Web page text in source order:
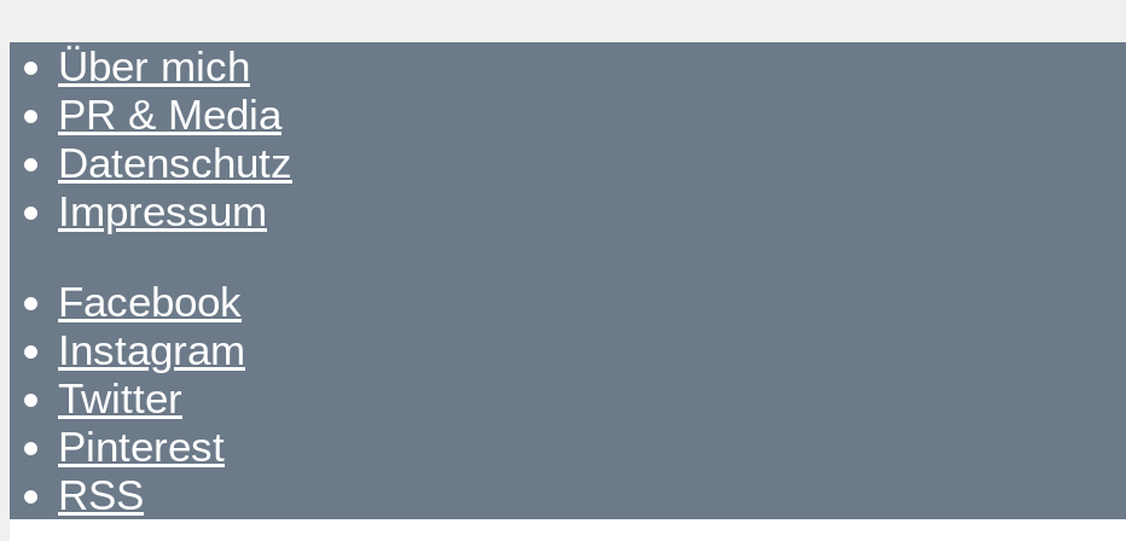
Über mich
PR & Media
Datenschutz
Impressum
Facebook
Instagram
Twitter
Pinterest
RSS